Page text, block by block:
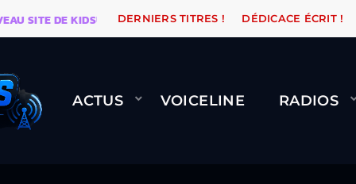
DE KIDSUNE WARÉTRO ORANGE ROAD QUI
DERNIERS TITRES ! DÉDICACE ÉCRIT !
ACTUS VOICELINE RADIOS